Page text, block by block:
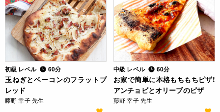
初級 レベル 60分
玉ねぎとベーコンのフラットブ
レッド
藤野 幸子 先生
中級 レベル 60分
お家で簡単に本格もちもちピザ!
アンチョビとオリーブのピザ
藤野 幸子 先生